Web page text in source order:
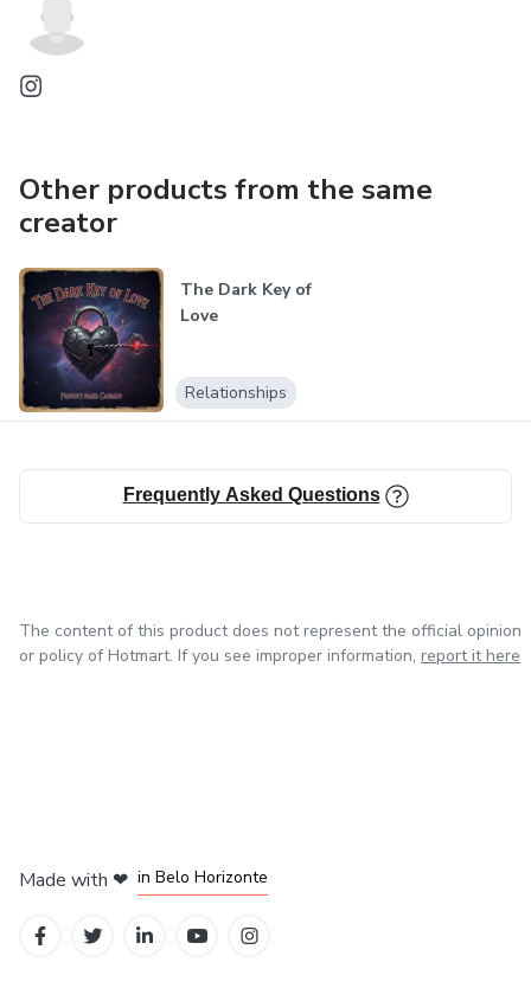
Other products from the same
creator
The Dark Key of
Love
Relationships
Frequently Asked Questions
The content of this product does not represent the official opinion
or policy of Hotmart. If you see improper information, report it here
Made with ❤ in Belo Horizonte